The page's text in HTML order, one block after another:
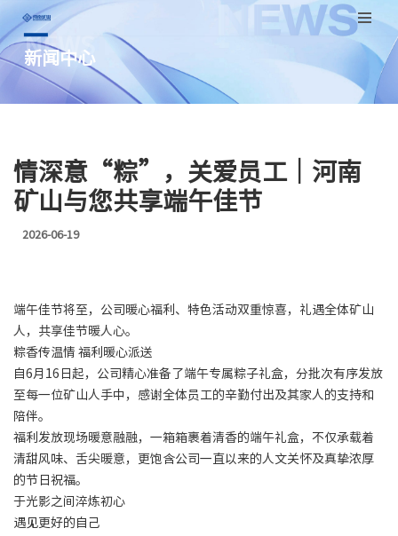
跳
至
NEWS
新闻中心
情深意“粽”，关爱员工｜河南
矿山与您共享端午佳节
2026-06-19
端午佳节将至，公司暖心福利、特色活动双重惊喜，礼遇全体矿山
人，共享佳节暖人心。
粽香传温情 福利暖心派送
自6月16日起，公司精心准备了端午专属粽子礼盒，分批次有序发放
至每一位矿山人手中，感谢全体员工的辛勤付出及其家人的支持和
陪伴。
福利发放现场暖意融融，一箱箱裹着清香的端午礼盒，不仅承载着
清甜风味、舌尖暖意，更饱含公司一直以来的人文关怀及真挚浓厚
的节日祝福。
于光影之间淬炼初心
遇见更好的自己